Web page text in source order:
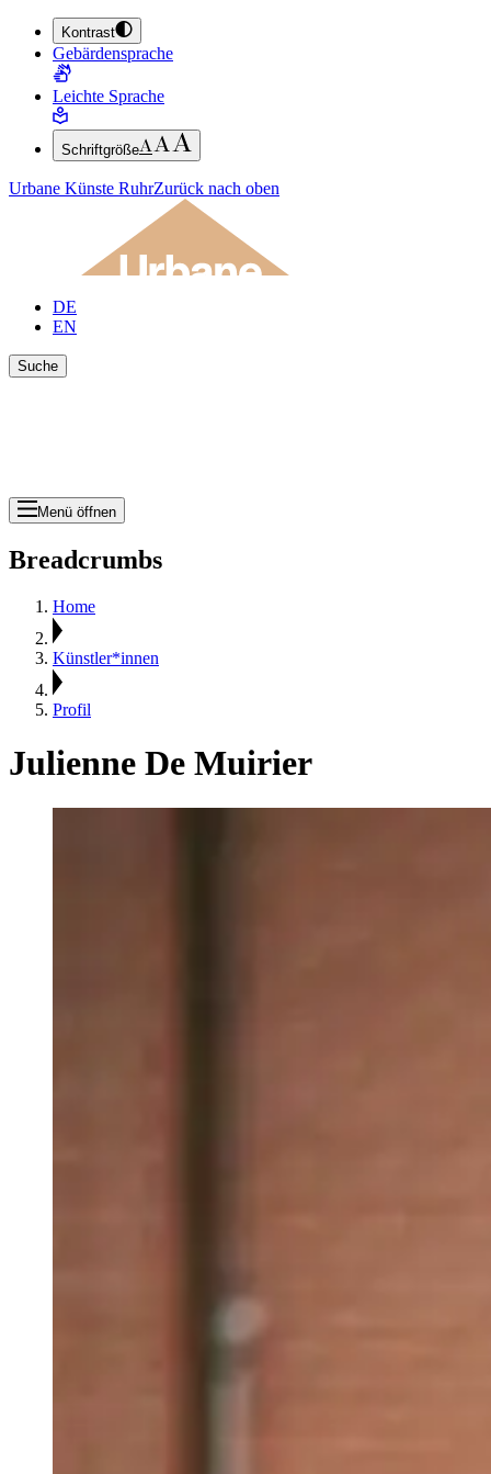
ZUM HAUPTINHALT SPRINGEN (ENTER DRÜCKEN)
ZUM FUSSBEREICH SPRINGEN (ENTER DRÜCKEN)
Kontrast
Gebärdensprache
Leichte Sprache
Schriftgröße
Urbane Künste RuhrZurück nach oben
DE
EN
Suche
Menü öffnen
Breadcrumbs
Home
Künstler*innen
Profil
Julienne De Muirier